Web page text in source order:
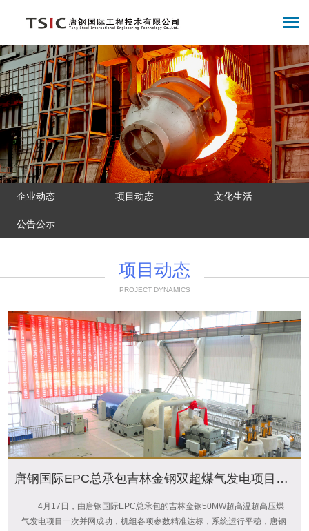
企业动态 项目动态 文化生活
公告公示
项目动态
PROJECT DYNAMICS
唐钢国际EPC总承包吉林金钢双超煤气发电项目一次并网成功
4月17日，由唐钢国际EPC总承包的吉林金钢50MW超高温超高压煤
气发电项目一次并网成功，机组各项参数精准达标，系统运行平稳，唐钢